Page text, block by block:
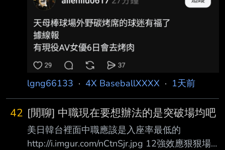
lgng66133 · 4X BaseballXXXX · 1天前
42 [閒聊] 中職現在要想辦法的是突破場均吧
美日韓台裡面中職應該是入座率最低的
http://i.imgur.com/nCtnSjr.jpg 12強效應狠狠場